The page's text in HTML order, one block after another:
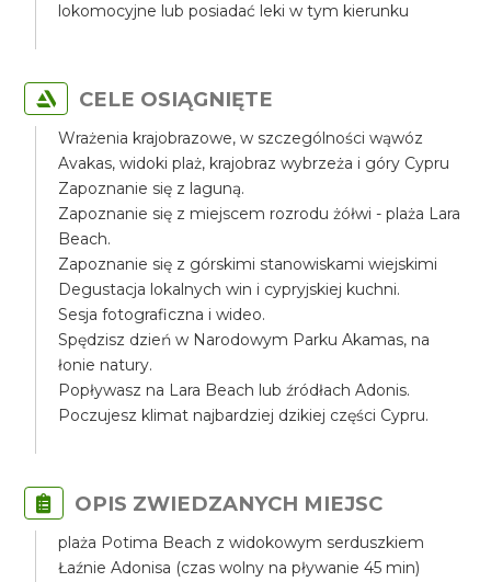
lokomocyjne lub posiadać leki w tym kierunku
CELE OSIĄGNIĘTE
Wrażenia krajobrazowe, w szczególności wąwóz
Avakas, widoki plaż, krajobraz wybrzeża i góry Cypru
Zapoznanie się z laguną.
Zapoznanie się z miejscem rozrodu żółwi - plaża Lara
Beach.
Zapoznanie się z górskimi stanowiskami wiejskimi
Degustacja lokalnych win i cypryjskiej kuchni.
Sesja fotograficzna i wideo.
Spędzisz dzień w Narodowym Parku Akamas, na
łonie natury.
Popływasz na Lara Beach lub źródłach Adonis.
Poczujesz klimat najbardziej dzikiej części Cypru.
OPIS ZWIEDZANYCH MIEJSC
plaża Potima Beach z widokowym serduszkiem
Łaźnie Adonisa (czas wolny na pływanie 45 min)